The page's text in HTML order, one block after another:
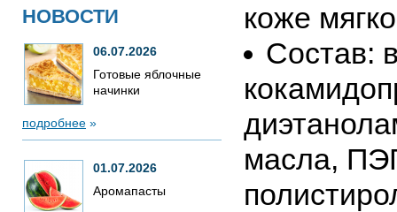
НОВОСТИ
06.07.2026
Готовые яблочные
начинки
подробнее »
01.07.2026
Аромапасты
коже
Состав:
масла,